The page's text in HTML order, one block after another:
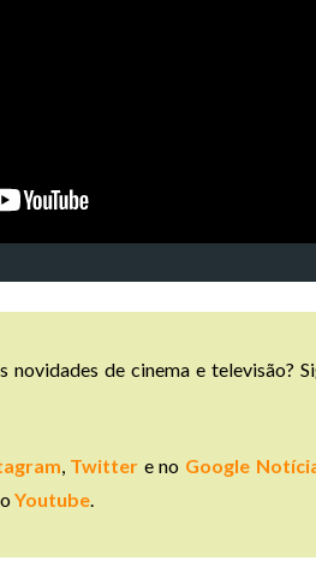
de cinema e televisão?
, Twitter e no Google
Youtube.